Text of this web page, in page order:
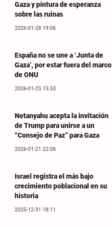
Gaza y pintura de esperanza
sobre las ruinas
2026-01-28 19:06
España no se une a ‘Junta de
Gaza’, por estar fuera del marco
de ONU
2026-01-23 15:53
Netanyahu acepta la invitación
de Trump para unirse a un
“Consejo de Paz” para Gaza
2026-01-21 22:06
Israel registra el más bajo
crecimiento poblacional en su
historia
2025-12-31 18:11